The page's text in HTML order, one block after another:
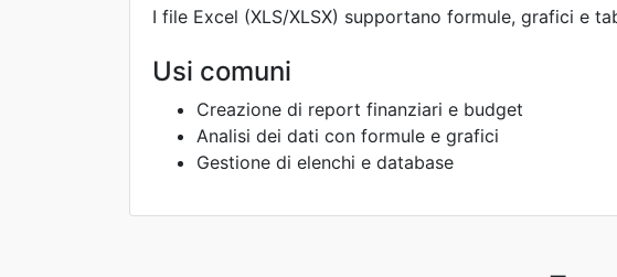
I file Excel (XLS/XLSX) supportano formule, grafici e
Usi comuni
Creazione di report finanziari e budget
Analisi dei dati con formule e grafici
Gestione di elenchi e database